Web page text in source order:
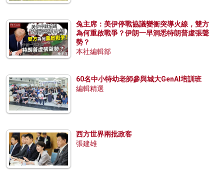
兔主席：美伊停戰協議變衝突導火線，雙方
為何重啟戰爭？伊朗一早洞悉特朗普虛張聲
勢？
本社編輯部
60名中小特幼老師參與城大GenAI培訓班
編輯精選
西方世界兩批政客
張建雄